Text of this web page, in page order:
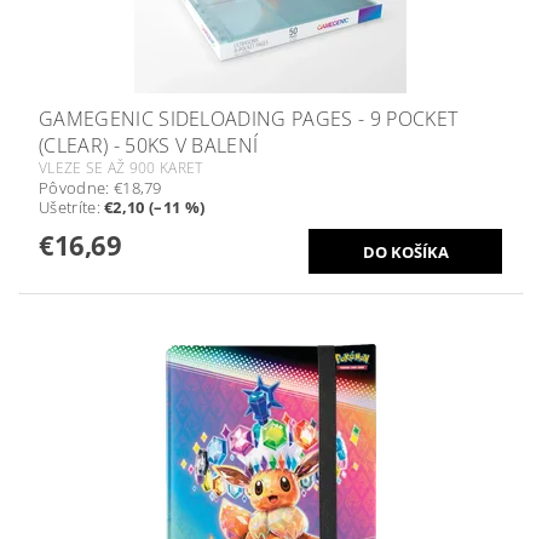
GAMEGENIC SIDELOADING PAGES - 9 POCKET
(CLEAR) - 50KS V BALENÍ
VLEZE SE AŽ 900 KARET
Pôvodne: €18,79
Ušetríte:€2,10 (–11 %)
€16,69